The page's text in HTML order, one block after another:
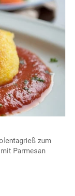
zum
Parmesan